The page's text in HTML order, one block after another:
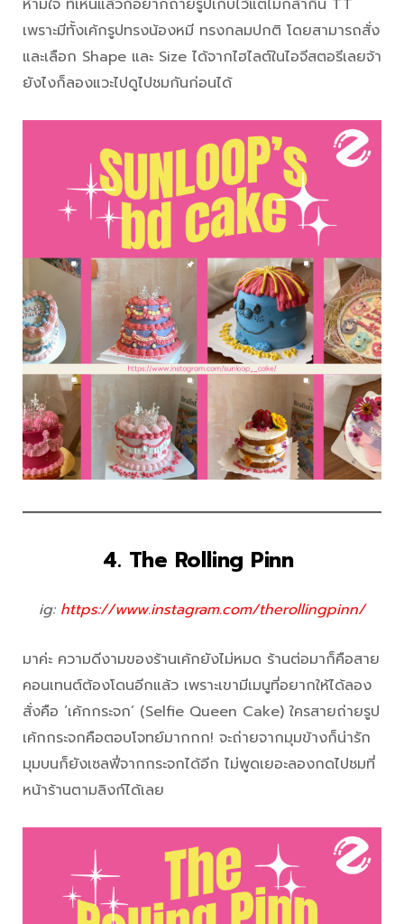
ห้ามใจ ที่เห็นแล้วก็อยากถ่ายรูปเก็บไว้แต่ไม่กล้ากิน TT
เพราะมีทั้งเค้กรูปทรงน้องหมี ทรงกลมปกติ โดยสามารถสั่ง
และเลือก Shape และ Size ได้จากไฮไลต์ในไอจีสตอรีเลยจ้า
ยังไงก็ลองแวะไปดูไปชมกันก่อนได้
4. The Rolling Pinn
ig: https://www.instagram.com/therollingpinn/
มาค่ะ ความดีงามของร้านเค้กยังไม่หมด ร้านต่อมาก็คือสาย
คอนเทนต์ต้องโดนอีกแล้ว เพราะเขามีเมนูที่อยากให้ได้ลอง
สั่งคือ ‘เค้กกระจก’ (Selfie Queen Cake) ใครสายถ่ายรูป
เค้กกระจกคือตอบโจทย์มากกก! จะถ่ายจากมุมข้างก็น่ารัก
มุมบนก็ยังเซลฟี่จากกระจกได้อีก ไม่พูดเยอะลองกดไปชมที่
หน้าร้านตามลิงก์ได้เลย